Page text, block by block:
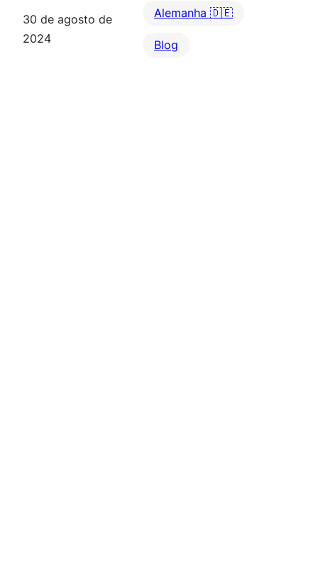
30 de agosto de
2024
Alemanha 🇩🇪
Blog